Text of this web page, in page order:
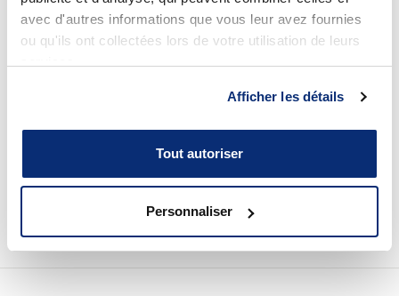
avec d'autres informations que vous leur avez fournies
ou qu'ils ont collectées lors de votre utilisation de leurs
Afficher les détails
Tout autoriser
Personnaliser